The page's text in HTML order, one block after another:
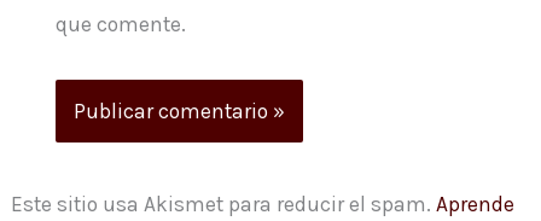
que comente.
Este sitio usa Akismet para reducir el spam. Aprende